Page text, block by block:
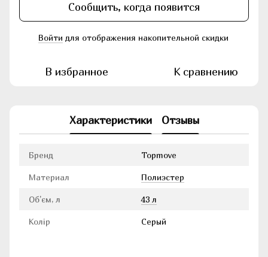
Сообщить, когда появится
Войти для отображения накопительной скидки
В избранное К сравнению
Характеристики Отзывы
Бренд Topmove
Материал Полиэстер
Об'єм, л 43 л
Колір Серый